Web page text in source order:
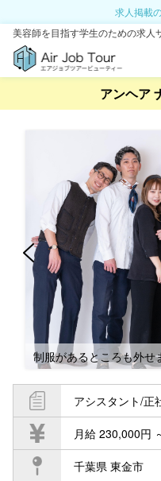
求人掲載
美容師を目指す学生のための求人
アンヘア
制服があるところも外せ
アシスタント/正
月給 230,000円
千葉県 東金市